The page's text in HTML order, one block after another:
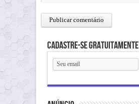
Cadastre-se gratuitamente